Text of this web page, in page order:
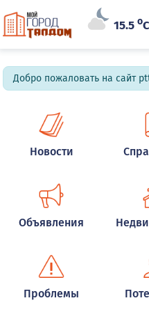
15.5oC
Добро пожаловать на сайт
Новости
Объявления
Проблемы